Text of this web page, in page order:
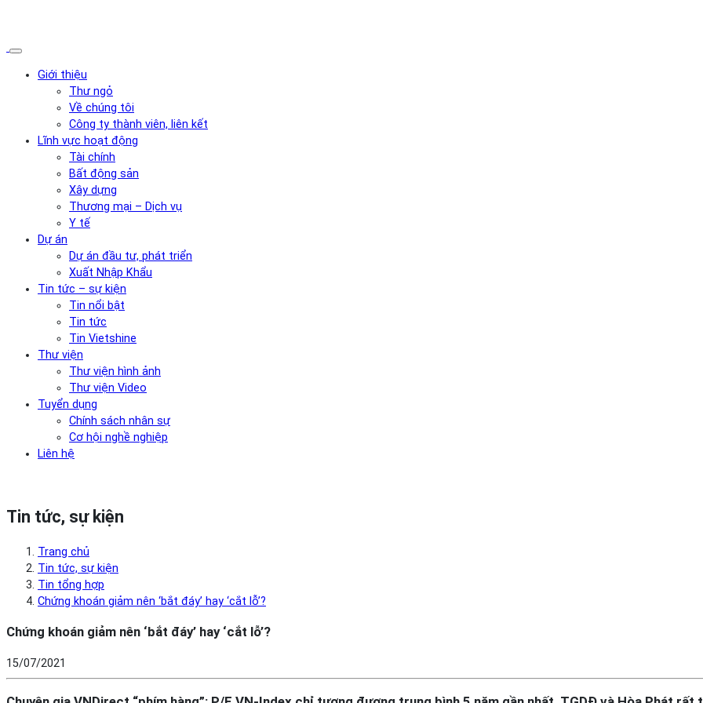
Giới thiệu
Thư ngỏ
Về chúng tôi
Công ty thành viên, liên kết
Lĩnh vực hoạt động
Tài chính
Bất động sản
Xây dựng
Thương mại – Dịch vụ
Y tế
Dự án
Dự án đầu tư, phát triển
Xuất Nhập Khẩu
Tin tức – sự kiện
Tin nổi bật
Tin tức
Tin Vietshine
Thư viện
Thư viện hình ảnh
Thư viện Video
Tuyển dụng
Chính sách nhân sự
Cơ hội nghề nghiệp
Liên hệ
Tin tức, sự kiện
Trang chủ
Tin tức, sự kiện
Tin tổng hợp
Chứng khoán giảm nên ‘bắt đáy’ hay ‘cắt lỗ’?
Chứng khoán giảm nên ‘bắt đáy’ hay ‘cắt lỗ’?
15/07/2021